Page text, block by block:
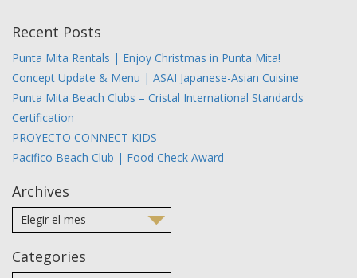
Recent Posts
Punta Mita Rentals | Enjoy Christmas in Punta Mita!
Concept Update & Menu | ASAI Japanese-Asian Cuisine
Punta Mita Beach Clubs – Cristal International Standards
Certification
PROYECTO CONNECT KIDS
Pacifico Beach Club | Food Check Award
Archives
Categories